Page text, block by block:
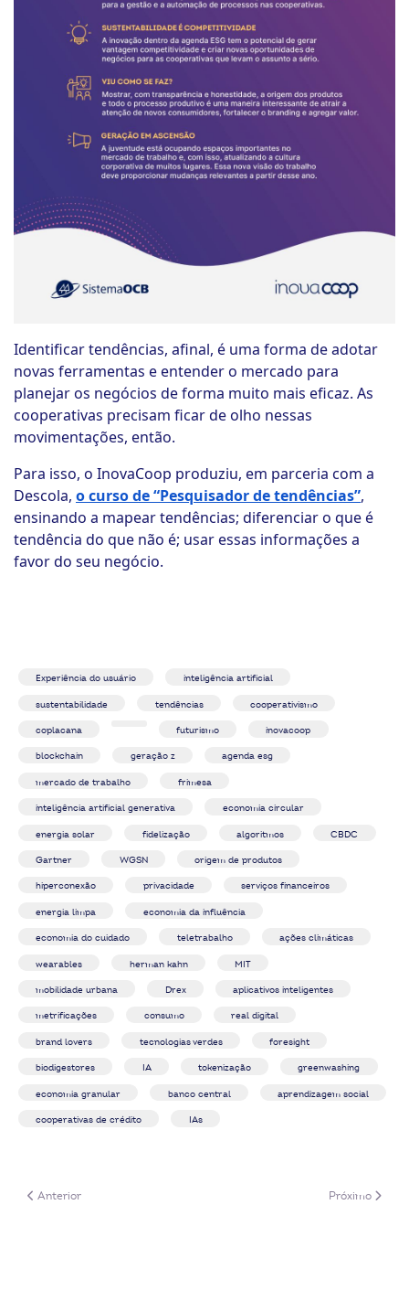
Identificar tendências, afinal, é uma forma de adotar
novas ferramentas e entender o mercado para
planejar os negócios de forma muito mais eficaz. As
cooperativas precisam ficar de olho nessas
movimentações, então.
Para isso, o InovaCoop produziu, em parceria com a
Descola, o curso de “Pesquisador de tendências”,
ensinando a mapear tendências; diferenciar o que é
tendência do que não é; usar essas informações a
favor do seu negócio.
Experiência do usuário inteligência artificial
sustentabilidade tendências cooperativismo
coplacana futurismo inovacoop
blockchain geração z agenda esg
mercado de trabalho frimesa
inteligência artificial generativa economia circular
energia solar fidelização algoritmos CBDC
Gartner WGSN origem de produtos
hiperconexão privacidade serviços financeiros
energia limpa economia da influência
economia do cuidado teletrabalho ações climáticas
wearables herman kahn MIT
mobilidade urbana Drex aplicativos inteligentes
metrificações consumo real digital
brand lovers tecnologias verdes foresight
biodigestores IA tokenização greenwashing
economia granular banco central aprendizagem social
cooperativas de crédito IAs
Artigo anterior: Destaques do Radar de Financiamento (janeiro de 2024)
Anterior Próximo
Próximo